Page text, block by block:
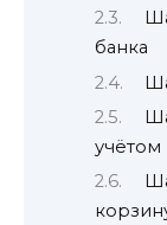
банка
учётом